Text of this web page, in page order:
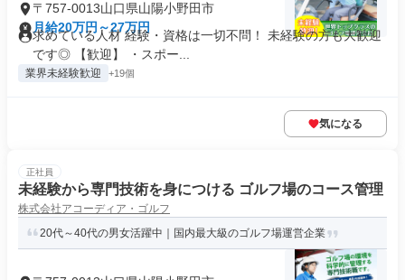
〒757-0013山口県山陽小野田市
月給20万円～27万円
求めている人材 経験・資格は一切不問！ 未経験の方も大歓迎
です◎ 【歓迎】 ・スポー...
業界未経験歓迎 +19個
気になる
正社員
未経験から専門技術を身につける ゴルフ場のコース管理
株式会社アコーディア・ゴルフ
20代～40代の男女活躍中｜国内最大級のゴルフ場運営企業